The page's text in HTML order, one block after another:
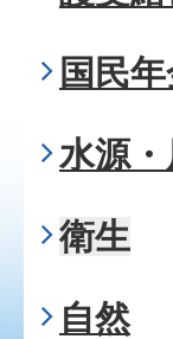
国民
水源
衛生
自然